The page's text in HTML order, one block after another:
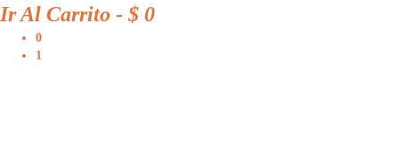
Ir Al Carrito - $ 0
0
1